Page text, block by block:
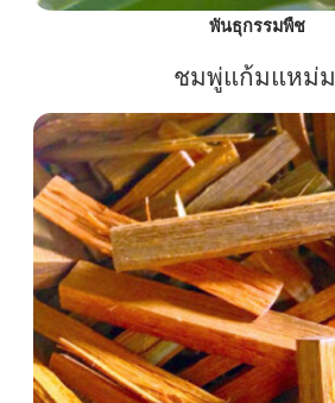
พันธุกรรมพืช
ชมพู่แก้มแหม่ม